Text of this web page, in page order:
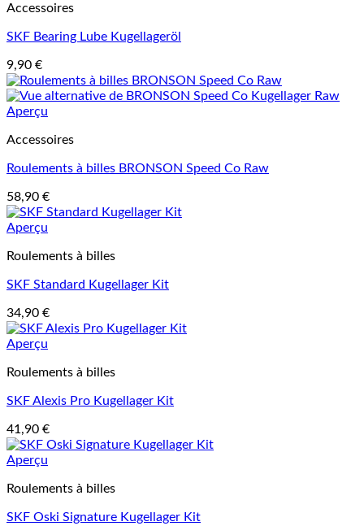
Accessoires
SKF Bearing Lube Kugellageröl
9,90 €
Aperçu
Accessoires
Roulements à billes BRONSON Speed Co Raw
58,90 €
Aperçu
Roulements à billes
SKF Standard Kugellager Kit
34,90 €
Aperçu
Roulements à billes
SKF Alexis Pro Kugellager Kit
41,90 €
Aperçu
Roulements à billes
SKF Oski Signature Kugellager Kit